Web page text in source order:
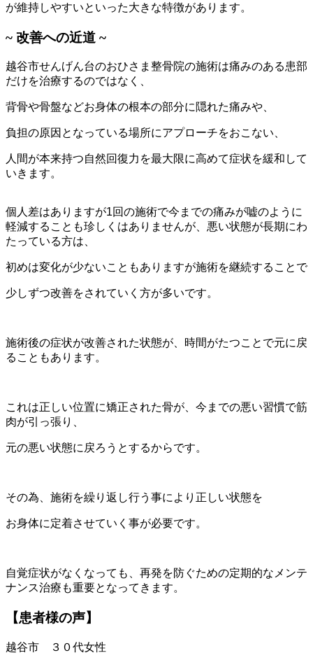
が維持しやすいといった大きな特徴があります。
~ 改善への近道 ~
越谷市せんげん台のおひさま整骨院の施術は痛みのある患部
だけを治療するのではなく、
背骨や骨盤などお身体の根本の部分に隠れた痛みや、
負担の原因となっている場所にアプローチをおこない、
人間が本来持つ自然回復力を最大限に高めて症状を緩和して
いきます。
個人差はありますが1回の施術で今までの痛みが嘘のように
軽減することも珍しくはありませんが、 悪い状態が長期にわ
たっている方は、
初めは変化が少ないこともありますが施術を継続することで
少しずつ改善をされていく方が多いです。
施術後の症状が改善された状態が、時間がたつことで元に戻
ることもあります。
これは正しい位置に矯正された骨が、今までの悪い習慣で筋
肉が引っ張り、
元の悪い状態に戻ろうとするからです。
その為、施術を繰り返し行う事により正しい状態を
お身体に定着させていく事が必要です。
自覚症状がなくなっても、再発を防ぐための定期的なメンテ
ナンス治療も重要となってきます。
【患者様の声】
越谷市 ３０代女性